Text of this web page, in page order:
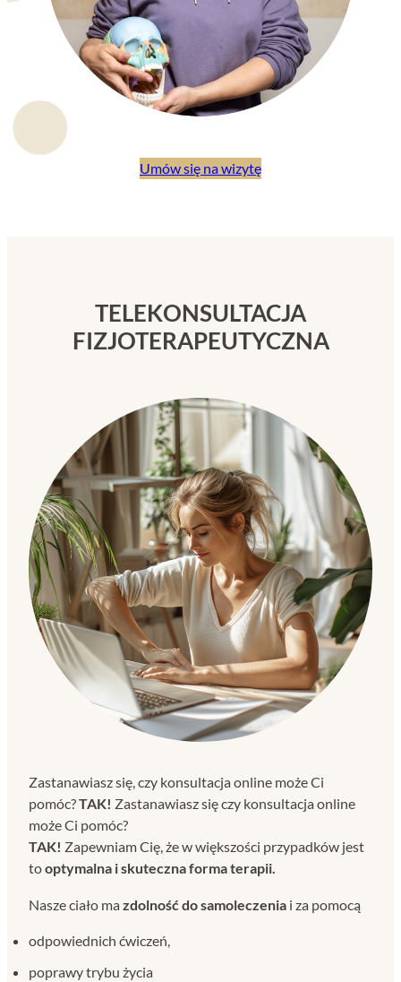
Umów się na wizytę
TELEKONSULTACJA
FIZJOTERAPEUTYCZNA
Zastanawiasz się, czy konsultacja online może Ci
pomóc?TAK! Zastanawiasz się czy konsultacja online
może Ci pomóc?
TAK! Zapewniam Cię, że w większości przypadków jest
tooptymalna i skuteczna forma terapii.
Nasze ciało mazdolność do samoleczenia i za pomocą
odpowiednich ćwiczeń,
poprawy trybu życia